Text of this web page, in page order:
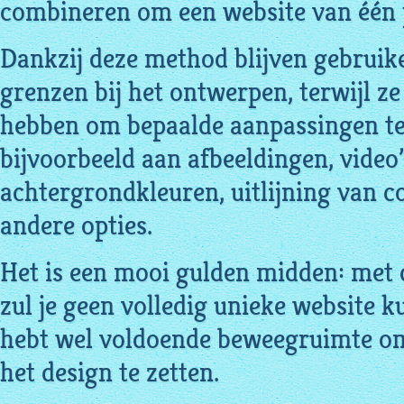
combineren om een website van
Dankzij deze method blijven
grenzen bij het ontwerpen, terwijl
hebben om bepaalde aanpassingen
bijvoorbeeld aan afbeeldingen,
achtergrondkleuren, uitlijning van
andere opties.
Het is een mooi gulden midden: met
zul je geen volledig unieke website
hebt wel voldoende beweegruimte
het design te zetten.